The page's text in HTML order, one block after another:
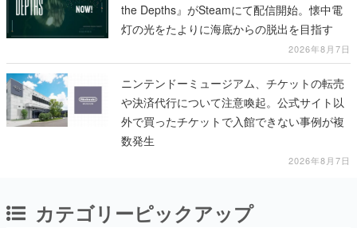
the Depths』がSteamにて配信開始。懐中電
灯の光をたよりに海底からの脱出を目指す
2026年8月7日
ニンテンドーミュージアム、チケットの転売
や決済代行について注意喚起。公式サイト以
外で買ったチケットで入館できない事例が複
数発生
2026年8月7日
カテゴリーピックアップ